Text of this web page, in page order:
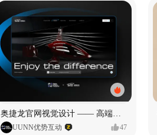
奥捷龙官网视觉设计 —— 高端网站建设
UUNN优势互动 47